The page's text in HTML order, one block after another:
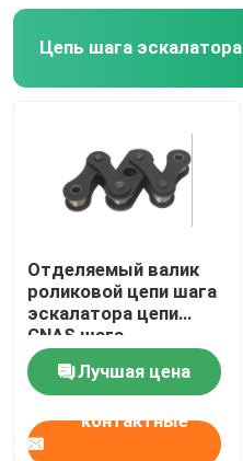
Цепь шага эскалатора
Отделяемый валик
роликовой цепи шага
эскалатора цепи
CNAS шага
эскалатора H68.4
Лучшая цена
контактные